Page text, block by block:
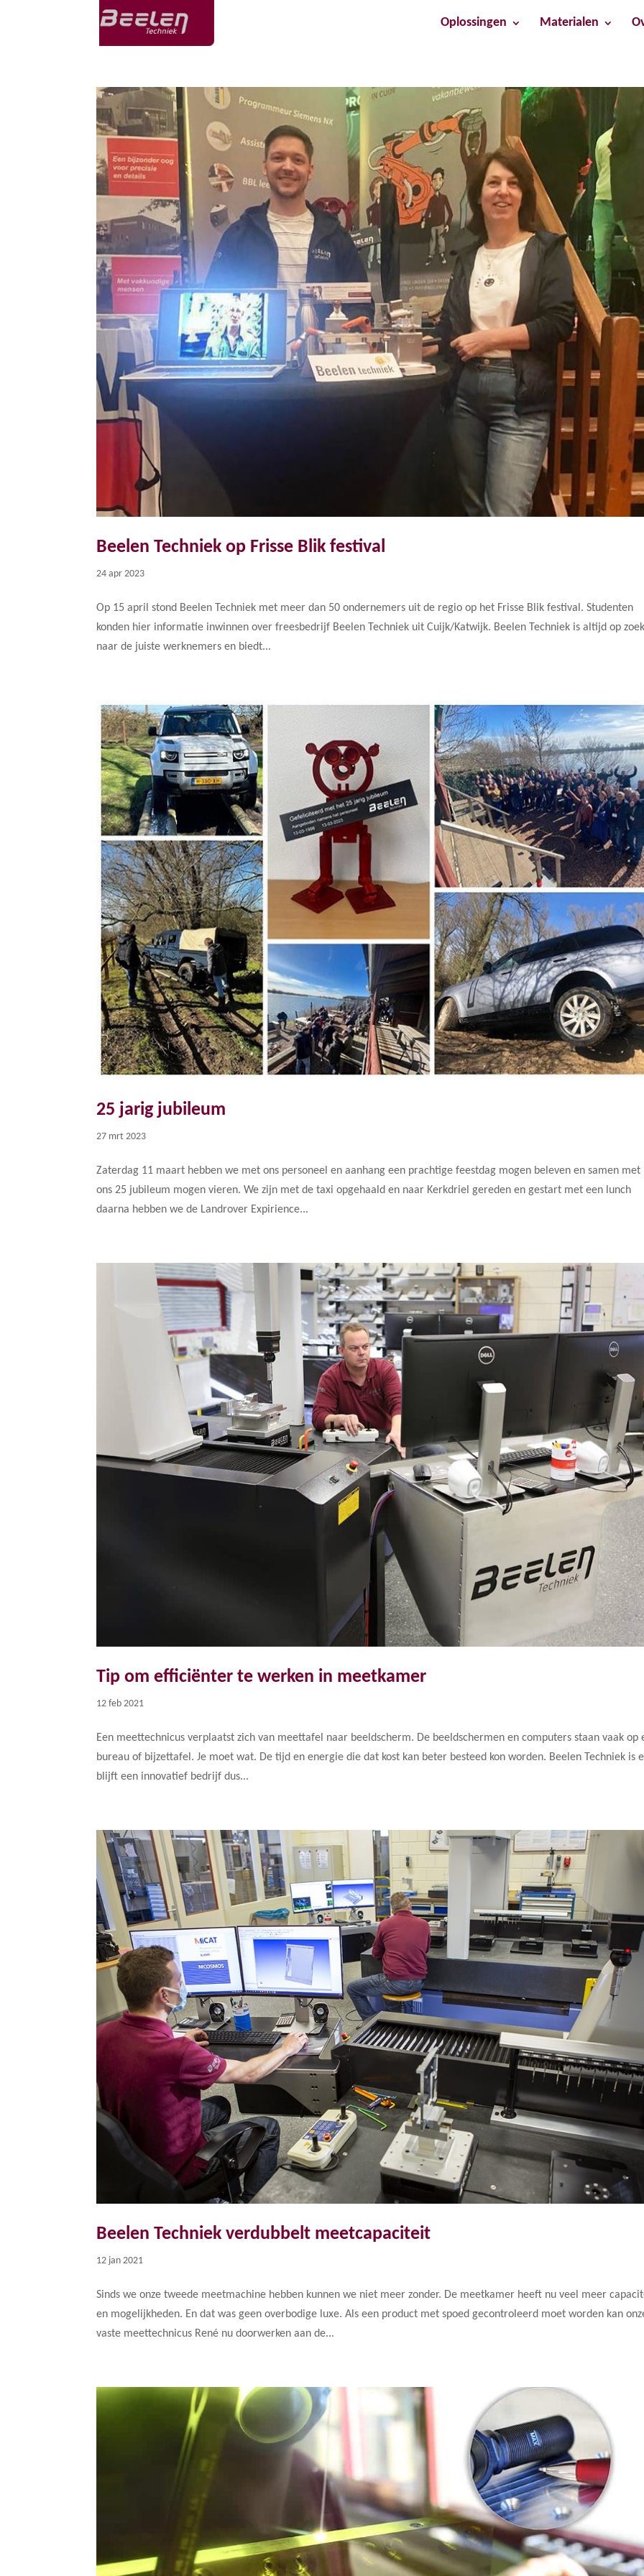
Oplossingen Materialen
Beelen Techniek op Frisse Blik festival
24 apr 2023
Op 15 april stond Beelen Techniek met meer dan 50 ondernemers uit de regio op het Frisse Blik festival. Studenten
konden hier informatie inwinnen over freesbedrijf Beelen Techniek uit Cuijk/Katwijk. Beelen Techniek is altijd op
naar de juiste werknemers en biedt...
25 jarig jubileum
27 mrt 2023
Zaterdag 11 maart hebben we met ons personeel en aanhang een prachtige feestdag mogen beleven en samen met
ons 25 jubileum mogen vieren. We zijn met de taxi opgehaald en naar Kerkdriel gereden en gestart met een lunch
daarna hebben we de Landrover Expirience...
Tip om efficiënter te werken in meetkamer
12 feb 2021
Een meettechnicus verplaatst zich van meettafel naar beeldscherm. De beeldschermen en computers staan vaak op
bureau of bijzettafel. Je moet wat. De tijd en energie die dat kost kan beter besteed kon worden. Beelen Techniek is
blijft een innovatief bedrijf dus...
Beelen Techniek verdubbelt meetcapaciteit
12 jan 2021
Sinds we onze tweede meetmachine hebben kunnen we niet meer zonder. De meetkamer heeft nu veel meer
en mogelijkheden. En dat was geen overbodige luxe. Als een product met spoed gecontroleerd moet worden kan
vaste meettechnicus René nu doorwerken aan de...